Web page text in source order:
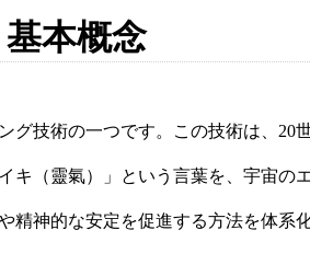
本概念
グ技術の一つです。この技術は、20
キ（靈氣）」という言葉を、宇宙の
精神的な安定を促進する方法を体系